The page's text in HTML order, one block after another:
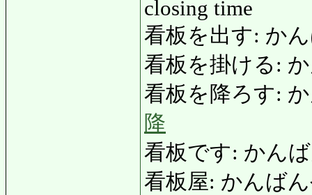
closing time
看板を出す: か
看板を掛ける:
看板を降ろす:
降
看板です: かん
看板屋: かんば